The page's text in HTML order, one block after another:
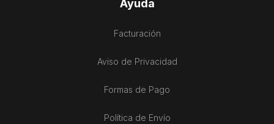
Ayuda
Facturación
Aviso de Privacidad
Formas de Pago
Política de Envío